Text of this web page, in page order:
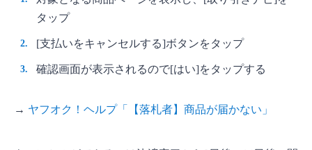
タップ
[支払いをキャンセルする]ボタンをタップ
確認画面が表示されるので[はい]をタップする
→ ヤフオク！ヘルプ「【落札者】商品が届かない」